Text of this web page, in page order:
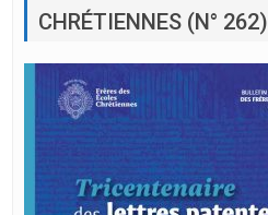
CHRÉTIENNES (N° 262)